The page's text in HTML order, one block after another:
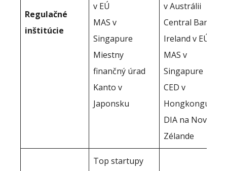
Regulačné
inštitúcie
v EÚ
MAS v
Singapure
Miestny
finančný úrad
Kanto v
Japonsku
v Austrálii
Central Bank of
Ireland v EÚ
MAS v
Singapure
CED v
Hongkongu
DIA na Novom
Zélande
Top startupy